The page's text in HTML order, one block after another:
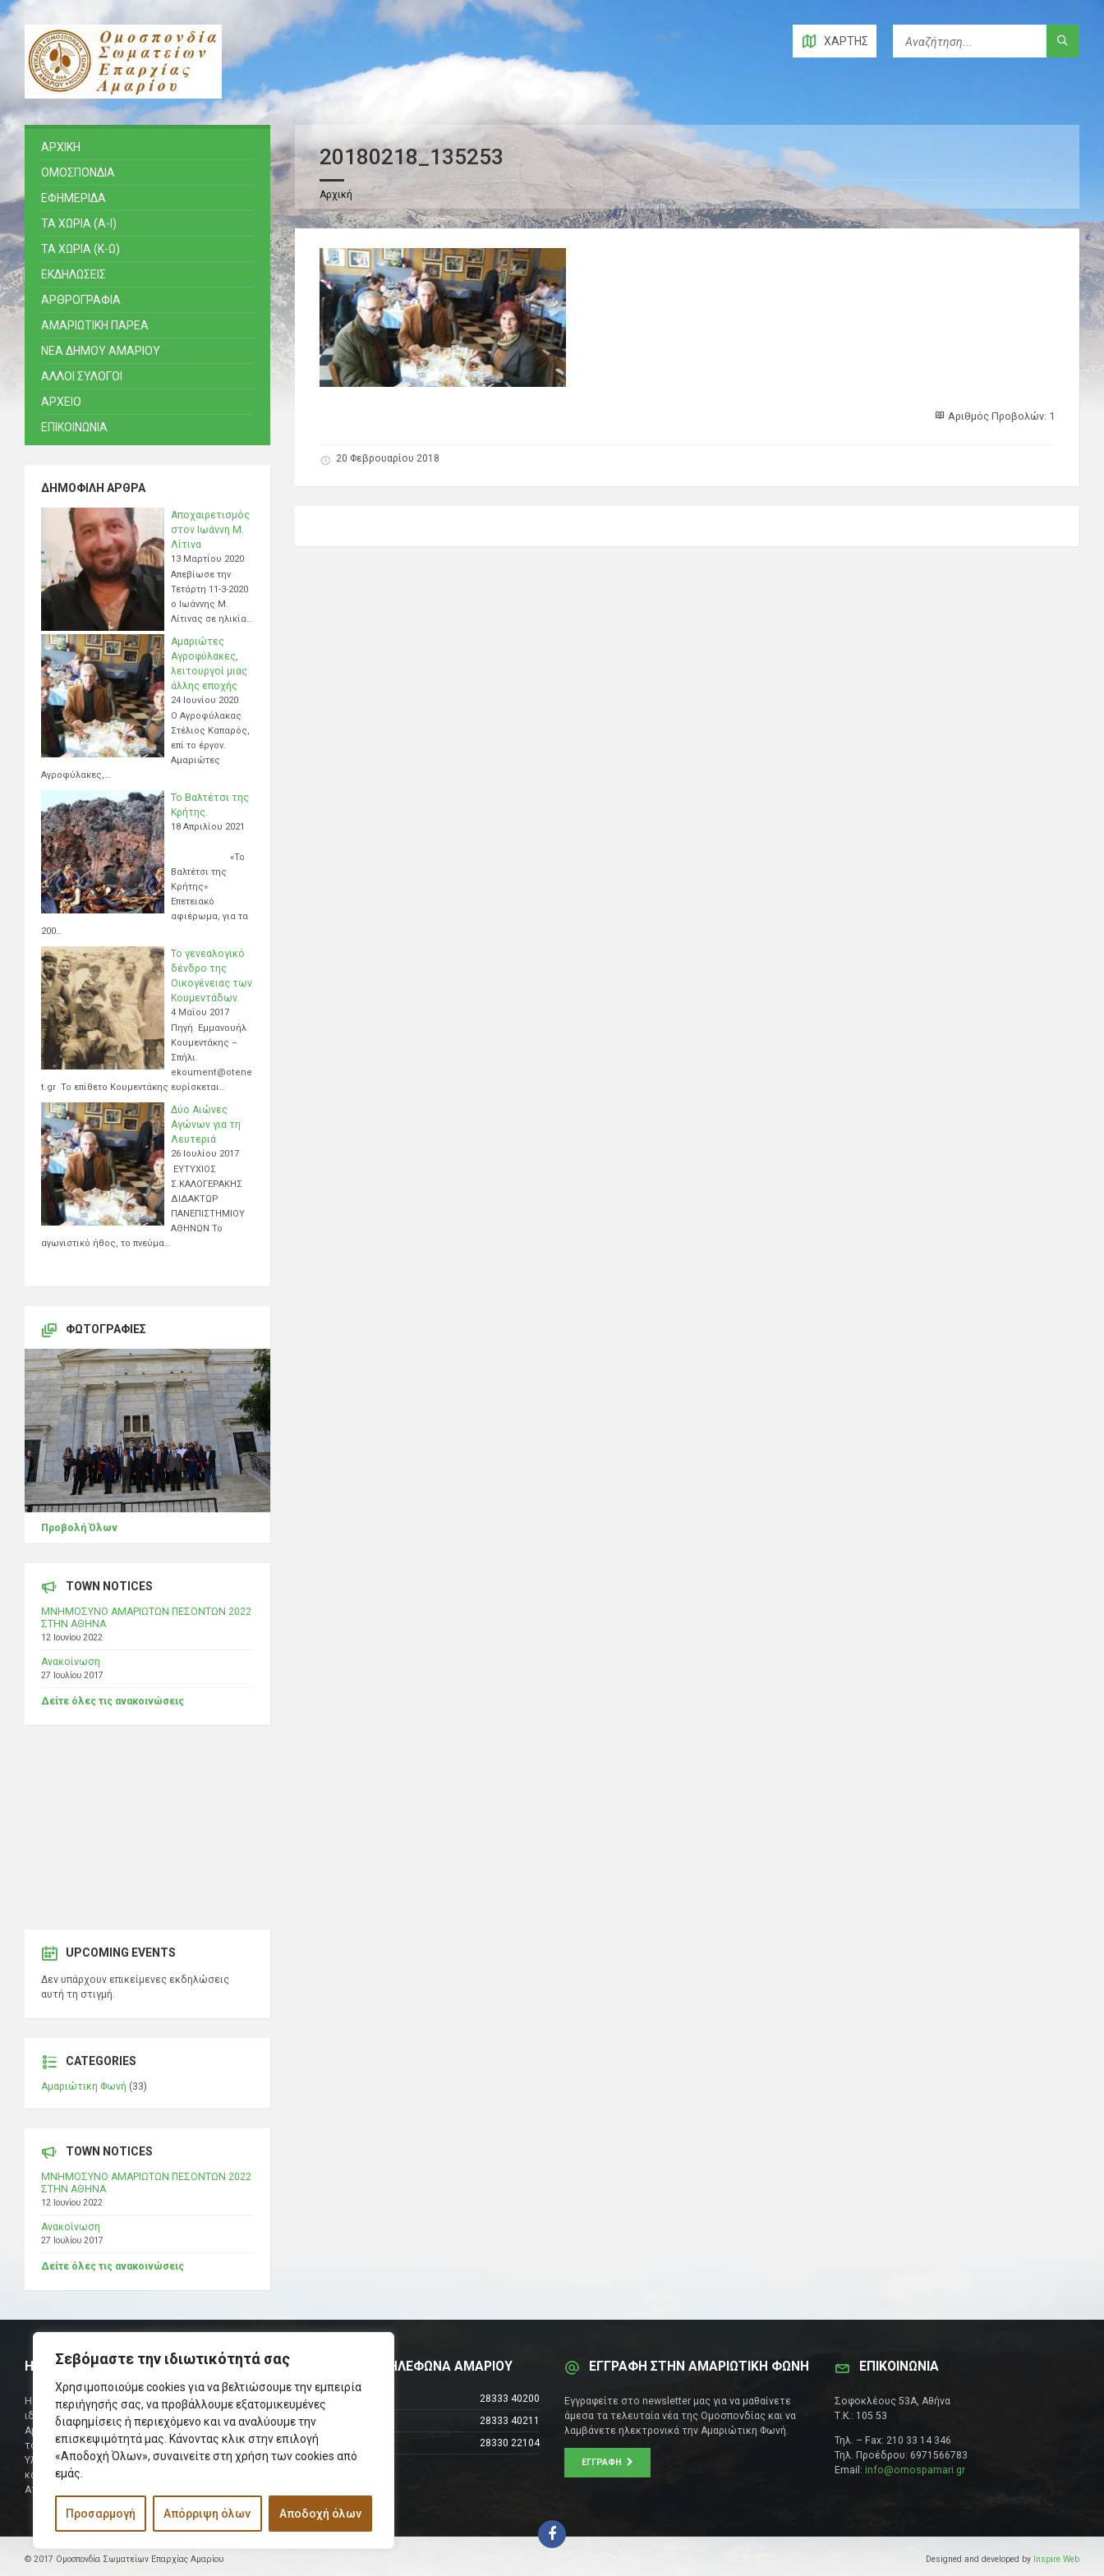
Σεβόμαστε την ιδιωτικότητά σας
Χρησιμοποιούμε cookies για να βελτιώσουμε την εμπειρία
περιήγησής σας, να προβάλλουμε εξατομικευμένες
διαφημίσεις ή περιεχόμενο και να αναλύουμε την
επισκεψιμότητά μας. Κάνοντας κλικ στην επιλογή
«Αποδοχή Όλων», συναινείτε στη χρήση των cookies από
εμάς.
Προσαρμογή Απόρριψη όλων Αποδοχή όλων
ΧΆΡΤΗΣ
20180218_135253
Αρχική
Αριθμός Προβολών: 1
20 Φεβρουαρίου 2018
ΑΡΧΙΚΗ
ΟΜΟΣΠΟΝΔΙΑ
ΕΦΗΜΕΡΙΔΑ
ΤΑ ΧΩΡΙΑ (Α-Ι)
ΤΑ ΧΩΡΙΑ (Κ-Ω)
ΕΚΔΗΛΩΣΕΙΣ
ΑΡΘΡΟΓΡΑΦΙΑ
ΑΜΑΡΙΩΤΙΚΗ ΠΑΡΕΑ
ΝΕΑ ΔΗΜΟΥ ΑΜΑΡΙΟΥ
ΑΛΛΟΙ ΣΥΛΟΓΟΙ
ΑΡΧΕΙΟ
ΕΠΙΚΟΙΝΩΝΙΑ
ΔΗΜΟΦΙΛΉ ΆΡΘΡΑ
Αποχαιρετισμός
στον Ιωάννη Μ.
Λίτινα
13 Μαρτίου 2020
Απεβίωσε την
Τετάρτη 11-3-2020
ο Ιωάννης Μ.
Λίτινας σε ηλικία…
Αμαριώτες
Αγροφύλακες,
λειτουργοί μιας
άλλης εποχής
24 Ιουνίου 2020
Ο Αγροφύλακας
Στέλιος Καπαρός,
επί το έργον.
Αμαριώτες
Αγροφύλακες,…
Το Βαλτέτσι της
Κρήτης.
18 Απριλίου 2021
«Το
Βαλτέτσι της
Κρήτης»
Επετειακό
αφιέρωμα, για τα
200…
Το γενεαλογικό
δένδρο της
Οικογένειας των
Κουμεντάδων.
4 Μαΐου 2017
Πηγή Εμμανουήλ
Κουμεντάκης –
Σπήλι.
ekoument@otene
t.gr Το επίθετο Κουμεντάκης ευρίσκεται…
Δύο Αιώνες
Αγώνων για τη
Λευτεριά
26 Ιουλίου 2017
ΕΥΤΥΧΙΟΣ
Σ.ΚΑΛΟΓΕΡΑΚΗΣ
ΔΙΔΑΚΤΩΡ
ΠΑΝΕΠΙΣΤΗΜΙΟΥ
ΑΘΗΝΩΝ Το
αγωνιστικό ήθος, το πνεύμα…
ΦΩΤΟΓΡΑΦΊΕΣ
Προβολή Όλων
TOWN NOTICES
ΜΝΗΜΟΣΥΝΟ ΑΜΑΡΙΩΤΩΝ ΠΕΣΟΝΤΩΝ 2022
ΣΤΗΝ ΑΘΗΝΑ
12 Ιουνίου 2022
Ανακοίνωση
27 Ιουλίου 2017
Δείτε όλες τις ανακοινώσεις
UPCOMING EVENTS
Δεν υπάρχουν επικείμενες εκδηλώσεις
αυτή τη στιγμή.
CATEGORIES
Αμαριώτικη Φωνή (33)
TOWN NOTICES
ΜΝΗΜΟΣΥΝΟ ΑΜΑΡΙΩΤΩΝ ΠΕΣΟΝΤΩΝ 2022
ΣΤΗΝ ΑΘΗΝΑ
12 Ιουνίου 2022
Ανακοίνωση
27 Ιουλίου 2017
Δείτε όλες τις ανακοινώσεις
Η ΟΜΟΣΠΟΝΔΙΑ
Η Ομοσπονδία Σωματείων Επαρχίας Αμαρίου
ιδρύθηκε και πήρε τη θέση της Ένωσης
Αμαριωτών, που λειτουργούσε από το 1966 μέχρι
το 1984.
Υλοποιήθηκε σε συνεργασία των μελών του Δ.Σ
και των Δ.Σ των Αμαριώτικων Σωματείων της
Αττικής.
ΧΡΗΣΙΜΑ ΤΗΛΕΦΩΝΑ ΑΜΑΡΙΟΥ
Τηλεφωνικό Κέντρο
28333 40200
Δήμαρχος
28333 40211
Φαξ
28330 22104
ΕΓΓΡΑΦΗ ΣΤΗΝ ΑΜΑΡΙΩΤΙΚΗ ΦΩΝΗ
Εγγραφείτε στο newsletter μας για να μαθαίνετε
άμεσα τα τελευταία νέα της Ομοσπονδίας και να
λαμβάνετε ηλεκτρονικά την Αμαριώτικη Φωνή.
ΕΓΓΡΑΦΉ
ΕΠΙΚΟΙΝΩΝΊΑ
Σοφοκλέους 53Α, Αθήνα
Τ.Κ.: 105 53
Τηλ. – Fax: 210 33 14 346
Τηλ. Προέδρου: 6971566783
Email: info@omospamari.gr
© 2017 Ομοσπονδία Σωματείων Επαρχίας Αμαρίου Designed and developed by Inspire Web